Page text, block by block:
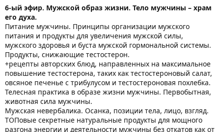
6-ый эфир. Мужской образ жизни. Тело мужчины – храм
его духа.
Питание мужчины. Принципы организации мужского
питания и продукты для увеличения мужской силы,
мужского здоровья и буста мужской гормональной системы.
Продукты, снижающие тестостерон.
+рецепты авторских блюд, направленных на максимальное
повышение тестостерона, таких как тестостероновый салат,
овсяное печенье с трибулусом и тестостероновая похлебка.
Телесная практика в образе жизни мужчины. Первобытная,
животная сила мужчины.
Мужская невербалика. Осанка, позиции тела, лицо, взгляд.
ТОПовые секретные натуральные продукты для мощного
разгона энергии и деятельности мужчины без откатов как от